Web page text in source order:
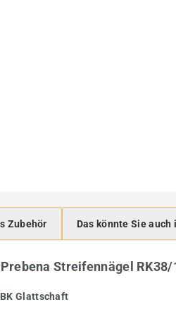
Zubehör Das könnte Sie
Streifennägel RK38/
Glattschaft